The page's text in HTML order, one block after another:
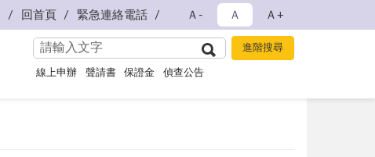
回首頁 緊急連絡電話 Ａ- Ａ Ａ+
線上申辦 聲請書 保證金 偵查公告